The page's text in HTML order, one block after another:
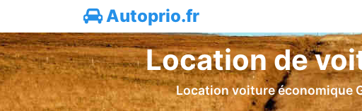
Autoprio.fr
Location de
Location voiture économique